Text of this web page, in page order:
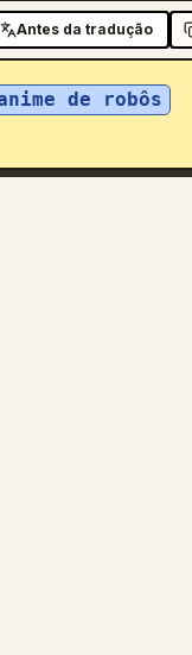
Antes da tradução
de robôs